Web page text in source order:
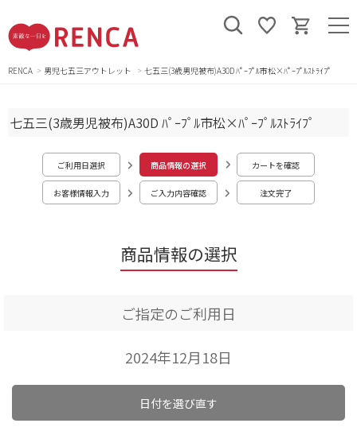
RENCA 男児七五三アウトレット 七五三(3歳男児被布)A30D ﾊﾟｰﾌﾟﾙ市松×ﾊﾟｰﾌﾟﾙｽﾄﾗｲﾌﾟ
商品情報の選択
七五三(3歳男児被布)A30D ﾊﾟｰﾌﾟﾙ市松×ﾊﾟｰﾌﾟﾙｽﾄﾗｲﾌﾟ
ご利用日選択 商品情報の選択 カートを確認
お客様情報入力 ご入力内容確認 注文完了
ご指定のご利用日
2024年12月18日
日付を選び直す